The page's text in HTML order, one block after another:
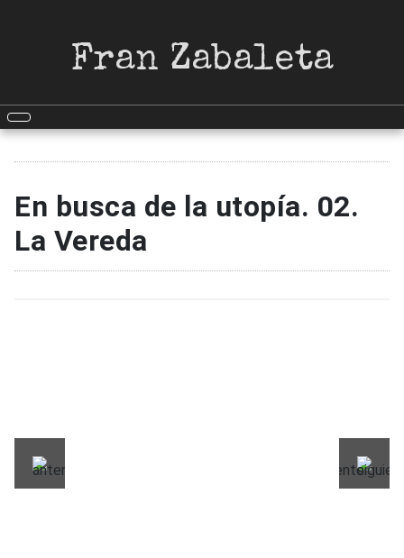
Fran Zabaleta
En busca de la utopía. 02.
La Vereda